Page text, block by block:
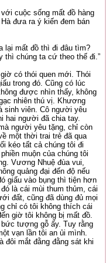
cuộc sống mất đồ hàng
đưa ra ý kiến đem bán
lại mất đồ thì đi đâu tìm?
thì chúng ta cứ theo thế đi.”
có thói quen mới. Thói
trong đó. Cũng có lúc
được nhìn thấy, không
nhiên thú vị. Khương
sinh viên. Cô người yêu
hai người đã chia tay.
người yêu tặng, chỉ còn
một thời trai trẻ đã qua
kéo tất cả chúng tôi đi
muộn của chúng tôi
Vương Nhuệ đùa vui,
quảng đại đến độ nếu
giấu vào bụng thì tiện hơn
là cái mùi thum thủm, cái
đất, cũng đã dùng đủ mọi
chỉ có tôi không thích cái
giờ tôi không bị mất đồ.
tượng gỗ ấy. Tuy rằng
vạn lần tôi an ủi mình.
đôi mắt đằng đằng sát khi